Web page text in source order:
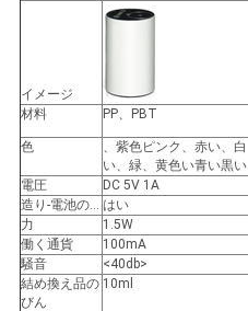
求
し
な
さ
い
イメージ
材料
PP、PBT
色
、紫色ピンク、赤い、白
い、緑、黄色い青い黒い
電圧
DC 5V 1A
造り-電池の… はい
力
1.5W
働く通貨
100mA
騒音
<40db>
結め換え品の
びん
10ml